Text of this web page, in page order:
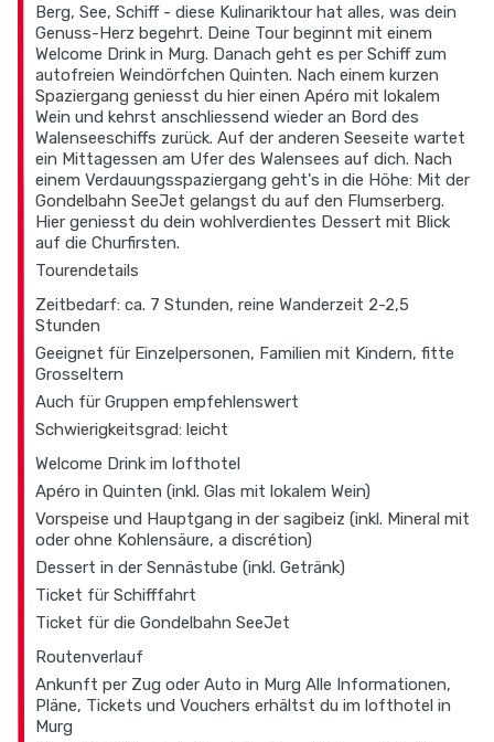
Berg, See, Schiff - diese Kulinariktour hat alles, was dein
Genuss-Herz begehrt. Deine Tour beginnt mit einem
Welcome Drink in Murg. Danach geht es per Schiff zum
autofreien Weindörfchen Quinten. Nach einem kurzen
Spaziergang geniesst du hier einen Apéro mit lokalem
Wein und kehrst anschliessend wieder an Bord des
Walenseeschiffs zurück. Auf der anderen Seeseite wartet
ein Mittagessen am Ufer des Walensees auf dich. Nach
einem Verdauungsspaziergang geht's in die Höhe: Mit der
Gondelbahn SeeJet gelangst du auf den Flumserberg.
Hier geniesst du dein wohlverdientes Dessert mit Blick
auf die Churfirsten.
Tourendetails
Zeitbedarf: ca. 7 Stunden, reine Wanderzeit 2-2,5
Stunden
Geeignet für Einzelpersonen, Familien mit Kindern, fitte
Grosseltern
Auch für Gruppen empfehlenswert
Schwierigkeitsgrad: leicht
Welcome Drink im lofthotel
Apéro in Quinten (inkl. Glas mit lokalem Wein)
Vorspeise und Hauptgang in der sagibeiz (inkl. Mineral mit
oder ohne Kohlensäure, a discrétion)
Dessert in der Sennästube (inkl. Getränk)
Ticket für Schifffahrt
Ticket für die Gondelbahn SeeJet
Routenverlauf
Ankunft per Zug oder Auto in Murg Alle Informationen,
Pläne, Tickets und Vouchers erhältst du im lofthotel in
Murg